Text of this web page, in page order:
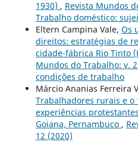
1930) , Revista Mundos
Trabalho doméstico:
Eltern Campina Vale, Os
direitos: estratégias de
cidade-fábrica Rio Tinto
Mundos do Trabalho: v.
condições de trabalho
Márcio Ananias Ferreira
Trabalhadores rurais e o
experiências
Goiana, Pernambuco ,
12 (2020)